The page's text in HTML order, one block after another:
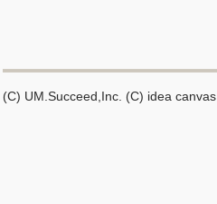
(C) UM.Succeed,Inc. (C) idea canvas